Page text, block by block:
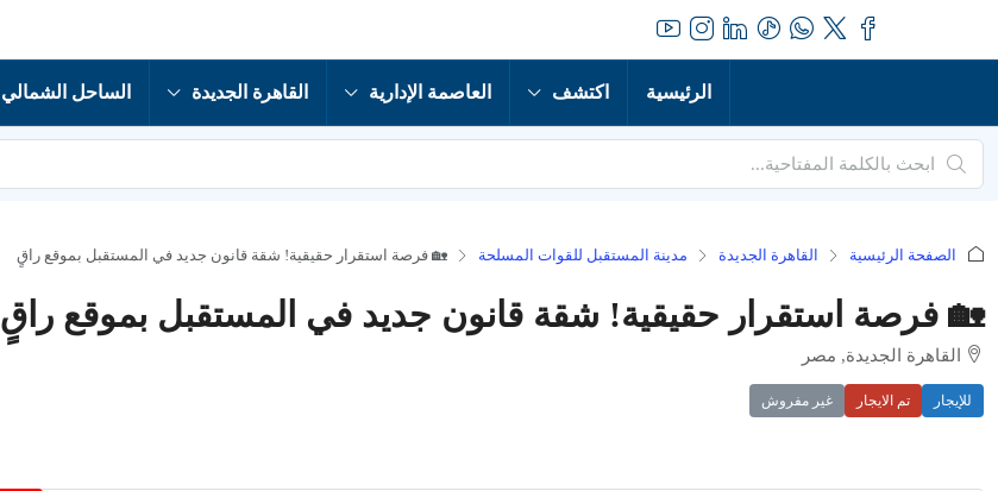
الرئيسية اكتشف العاصمة الإدارية القاهرة الجديدة الساحل الشمالي
الصفحة الرئيسية القاهرة الجديدة مدينة المستقبل للقوات المسلحة 🏡 فرصة استقرار حقيقية! شقة قانون جديد في المستقبل بموقع راقٍ
🏡 فرصة استقرار حقيقية! شقة قانون جديد في المستقبل بموقع راقٍ
القاهرة الجديدة, مصر
للإيجار تم الايجار غير مفروش